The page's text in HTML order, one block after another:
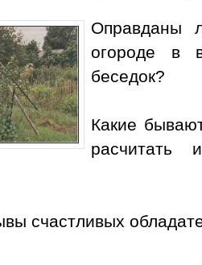
Оправданы
огороде в
беседок?
Какие
расчитать
счастливых